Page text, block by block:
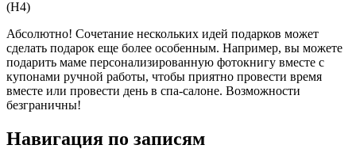
(Н4)
Абсолютно! Сочетание нескольких идей подарков может
сделать подарок еще более особенным. Например, вы можете
подарить маме персонализированную фотокнигу вместе с
купонами ручной работы, чтобы приятно провести время
вместе или провести день в спа-салоне. Возможности
безграничны!
Навигация по записям